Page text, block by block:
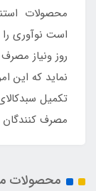
محصولات
است نوآوری
روز ونیاز
نماید که این
تکمیل
مصرف
محصولات